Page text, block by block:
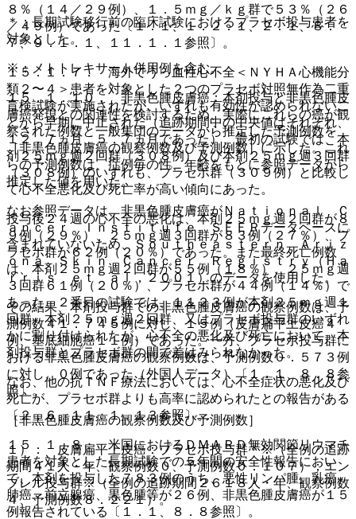
＊：長期試験移行前の臨床試験におけるプラセボ投与患者を
対象とした。
※：メトトレキサート併用例を含む。
１５．１．１０． 非黒色腫皮膚癌：本剤投与と非黒色腫皮
膚癌発現との関連性を検討するため、実際にこれらの癌が観
察された例数と一般集団のデータから推定した予測例数を
［非黒色腫皮膚癌の観察例数及び予測例数］に示した。これ
らの予測例数は、症例毎の性、年齢をもとに参照データから
推定した値を用いた。
なお参照データは、非黒色腫皮膚癌がＮａｔｉｏｎａｌ Ｃ
ａｎｃｅｒ Ｉｎｓｔｉｔｕｔｅ ＳＥＥＲデータベースに
含まれていないため、Ｓｏｕｔｈｅａｓｔｅｒｎ Ａｒｉｚ
ｏｎａ Ｓｋｉｎ Ｃａｎｃｅｒ Ｒｅｇｉｓｔｒｙ（Ｈａ
ｒｒｉｓ ｅｔ ａｌ，２００１）のデータを使用した。
その結果、本剤投与群での非黒色腫皮膚癌の観察例数は、予
測例数４１．７４５例に対し、１５例（皮膚扁平上皮癌４
例、基底細胞癌１１例）であった。一方、プラセボ投与群に
おける非黒色腫皮膚癌の観察例数は、予測例数０．５７３例
に対し、０例であった（外国人データ）〔１．１、８．８参
照〕。
［非黒色腫皮膚癌の観察例数及び予測例数］
１）． 皮膚扁平上皮癌：プラセボ投与群＊※（全例の追跡
期間４１人・年、観察例数０、予測例数０．１０７）；エン
ブレル投与群※（全例の追跡期間２６１８人・年、観察例数
４、予測例数８．２２１）。
８％（１４／２９例）、１．５ｍｇ／ｋｇ群で５３％（２６
／４９例）であった〔１．１、１．２．１、２．１、８．
７、９．１．１、１１．１．１参照〕。
１５．１．７． 海外でうっ血性心不全＜ＮＹＨＡ心機能分
類２〜４＞患者を対象とした２つのプラセボ対照無作為二重
盲検試験が実施されたが、いずれも有効性が認められないこ
とから早期に中止された（追跡期間中の中央値はそれぞれ、
１２．７ヵ月、５．７ヵ月であった）、最初の試験では、本
剤２５ｍｇ週２回群（３０８例）及び本剤２５ｍｇ週３回群
（３０８例）のいずれも、プラセボ群（３０９例）と比較し
て心不全悪化及び死亡率が高い傾向にあった。
投与後２４週の心不全の悪化は、本剤２５ｍｇ週２回群が８
９例（２９％）、２５ｍｇ週３回群が８３例（２７％）、プ
ラセボ群が６２例（２０％）であった。また最終死亡例数
は、本剤２５ｍｇ週２回群が５５例（１８％）、２５ｍｇ週
３回群６１例（２０％）、プラセボ群が４４例（１４％）で
あった。２番目の試験では、１１２３例が本剤２５ｍｇ週１
回群、本剤２５ｍｇ週２回群、又はプラセボ投与群のいずれ
かに割り付けられたが、心不全の悪化及び死亡において、本
剤投与群とプラセボ群の間で差はみられなかった。
なお、他の抗ＴＮＦ療法においては、心不全症状の悪化及び
死亡が、プラセボ群よりも高率に認められたとの報告がある
〔２．６、１１．１．１３参照〕。
１５．１．８． 米国におけるＤＭＡＲＤ無効関節リウマチ
患者を対象とした長期試験での５年間の安全性報告におい
て、本剤を投与した７８３例のうち、悪性リンパ腫、乳癌、
肺癌、前立腺癌、黒色腫等が２６例、非黒色腫皮膚癌が１５
例報告されている〔１．１、８．８参照〕。